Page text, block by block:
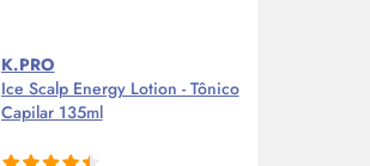
K.PRO
Ice Scalp Energy Lotion - Tônico
Capilar 135ml